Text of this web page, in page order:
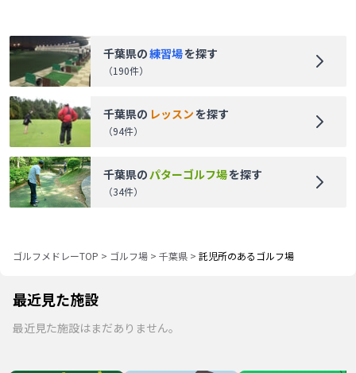
千葉県の練習場を探す
（190件）
千葉県の レッスンを探す
（94件）
千葉県の パターゴルフ場を探す
（34件）
ゴルフメドレーTOP > ゴルフ場 > 千葉県 > 託児所のあるゴルフ場
最近見た施設
最近見た施設はまだありません。